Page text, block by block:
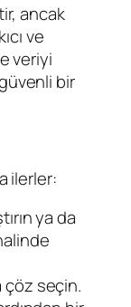
ancak
ve
veriyi
bir
ilerler:
ya da
çöz seçin.